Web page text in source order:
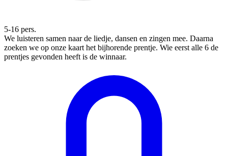
5-16 pers.
We luisteren samen naar de liedje, dansen en zingen mee. Daarna
zoeken we op onze kaart het bijhorende prentje. Wie eerst alle 6 de
prentjes gevonden heeft is de winnaar.